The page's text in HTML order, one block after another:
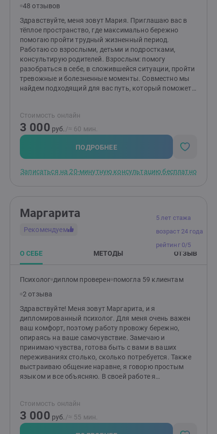
48 отзывов
Здравствуйте, меня зовут Мария. Приглашаю вас в
тёплое пространство, где максимально бережно
помогаю пройти трудный жизненный период.
Работаю со взрослыми, детьми и подростками,
консультирую родителей. Взрослым: помогу
разобраться в себе, в сложившейся ситуации, пройти
тревожные и болезненные моменты. Совместно мы
найдем подходящий для вас путь, который поможет
страхами, вспышками гнева, эмоциональной
чувствительностью и ранимостью, обрести
уверенность, улучшить отношения с окружающими.
Родителям: помогу разобраться в причинах
возникших трудностей и найти эффективные способы
отношения и понять своего ребенка.
Стоимость онлайн
3 000 руб. /≈ 60 мин.
ПОДРОБНЕЕ
Записаться на 20-минутную консультацию бесплатно
5 лет стажа
возраст 24 года
рейтинг 0/5
Маргарита
Рекомендуем
О СЕБЕ МЕТОДЫ ОТЗЫВ
Психолог диплом проверен помогла 59 клиентам
2 отзыва
Здравствуйте! Меня зовут Маргарита, и я
дипломированный психолог. Для меня очень важен
ваш комфорт, поэтому работу провожу бережно,
опираясь на ваше самочувствие. Замечаю и
принимаю чувства, готова быть с вами в ваших
переживаниях столько, сколько потребуется. Также
выстраиваю общение наравне, я говорю простым
языком и все объясняю. В своей работе я
работаю в подходе ACT (терапия принятия и
ответственности) и CFT (терапия, сфокусированная
на сострадании). Эти подходы помогают клиентам
Стоимость онлайн
3 000 руб. /≈ 55 мин.